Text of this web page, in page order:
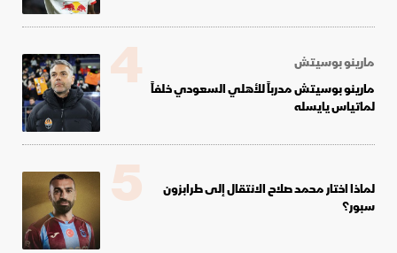
مارينو بوسيتش
مارينو بوسيتش مدرباً للأهلي السعودي خلفاً
لماتياس يايسله
4
لماذا اختار محمد صلاح الانتقال إلى طرابزون
سبور؟
5